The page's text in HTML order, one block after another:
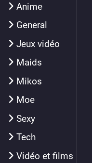
Anime
General
Jeux vidéo
Maids
Mikos
Moe
Sexy
Tech
Vidéo et films